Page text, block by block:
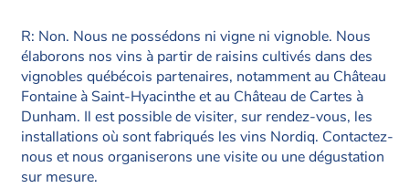
R: Non. Nous ne possédons ni vigne ni vignoble. Nous
élaborons nos vins à partir de raisins cultivés dans des
vignobles québécois partenaires, notamment au Château
Fontaine à Saint-Hyacinthe et au Château de Cartes à
Dunham. Il est possible de visiter, sur rendez-vous, les
installations où sont fabriqués les vins Nordiq. Contactez-
nous et nous organiserons une visite ou une dégustation
sur mesure.